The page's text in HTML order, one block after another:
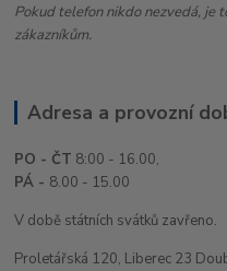
Pokud telefon nikdo nezvedá, je
zákazníkům.
Adresa a provozní
PO - ČT 8:00 - 16.00,
PÁ - 8.00 - 15.00
V době státních svátků zavřeno.
Proletářská 120, Liberec 23